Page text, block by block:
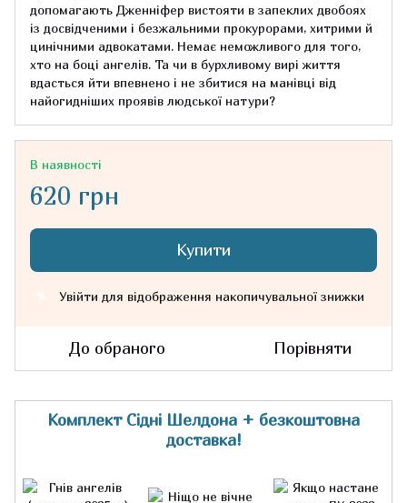
допомагають Дженніфер вистояти в запеклих двобоях
із досвідченими і безжальними прокурорами, хитрими й
цинічними адвокатами. Немає неможливого для того,
хто на боці ангелів. Та чи в бурхливому вирі життя
вдасться йти впевнено і не збитися на манівці від
найогидніших проявів людської натури?
В наявності
620 грн
Купити
Увійти для відображення накопичувальної знижки
До обраного Порівняти
Комплект Сідні Шелдона + безкоштовна
доставка!